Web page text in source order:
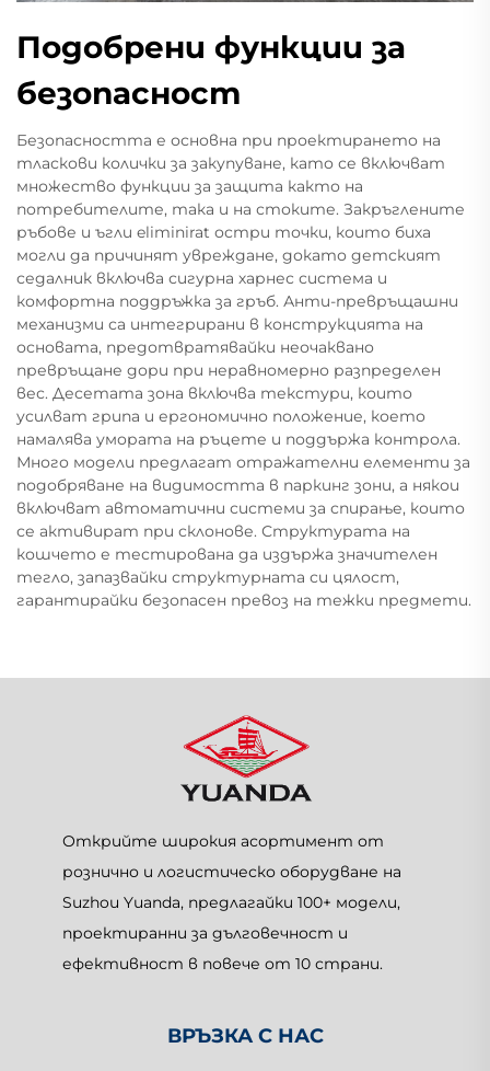
Подобрени функции за
безопасност
Безопасността е основна при проектирането на
тласкови колички за закупуване, като се включват
множество функции за защита както на
потребителите, така и на стоките. Закръглените
ръбове и ъгли eliminirat остри точки, които биха
могли да причинят увреждане, докато детският
седалник включва сигурна харнес система и
комфортна поддръжка за гръб. Анти-превръщашни
механизми са интегрирани в конструкцията на
основата, предотвратявайки неочаквано
превръщане дори при неравномерно разпределен
вес. Десетата зона включва текстури, които
усилват грипа и ергономично положение, което
намалява умората на ръцете и поддържа контрола.
Много модели предлагат отражателни елементи за
подобряване на видимостта в паркинг зони, а някои
включват автоматични системи за спирање, които
се активират при склонове. Структурата на
кошчето е тестирована да издържа значителен
тегло, запазвайки структурната си цялост,
гарантирайки безопасен превоз на тежки предмети.
Открийте широкия асортимент от
рознично и логистическо оборудване на
Suzhou Yuanda, предлагайки 100+ модели,
проектиранни за дълговечност и
ефективност в повече от 10 страни.
ВРЪЗКА С НАС